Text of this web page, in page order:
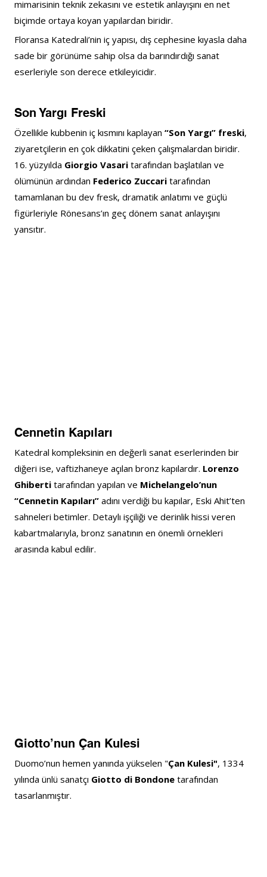
mimarisinin teknik zekasını ve estetik anlayışını en net
biçimde ortaya koyan yapılardan biridir.
Floransa Katedrali’nin iç yapısı, dış cephesine kıyasla daha
sade bir görünüme sahip olsa da barındırdığı sanat
eserleriyle son derece etkileyicidir.
Son Yargı Freski
Özellikle kubbenin iç kısmını kaplayan “Son Yargı” freski,
ziyaretçilerin en çok dikkatini çeken çalışmalardan biridir.
16. yüzyılda Giorgio Vasari tarafından başlatılan ve
ölümünün ardından Federico Zuccari tarafından
tamamlanan bu dev fresk, dramatik anlatımı ve güçlü
figürleriyle Rönesans’ın geç dönem sanat anlayışını
yansıtır.
Cennetin Kapıları
Katedral kompleksinin en değerli sanat eserlerinden bir
diğeri ise, vaftizhaneye açılan bronz kapılardır. Lorenzo
Ghiberti tarafından yapılan ve Michelangelo’nun
“Cennetin Kapıları” adını verdiği bu kapılar, Eski Ahit’ten
sahneleri betimler. Detaylı işçiliği ve derinlik hissi veren
kabartmalarıyla, bronz sanatının en önemli örnekleri
arasında kabul edilir.
Giotto’nun Çan Kulesi
Duomo’nun hemen yanında yükselen "Çan Kulesi", 1334
yılında ünlü sanatçı Giotto di Bondone tarafından
tasarlanmıştır.